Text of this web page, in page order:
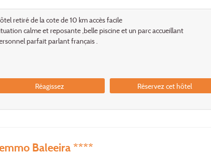
retiré de la cote de 10 km accès facile
calme et reposante ,belle piscine et un parc accueillant
parfait parlant français .
Réagissez Réservez cet hôtel
Baleeira ****